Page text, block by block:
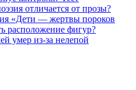
отличается от прозы?
«Дети — жертвы пороков
расположение фигур?
умер из-за нелепой